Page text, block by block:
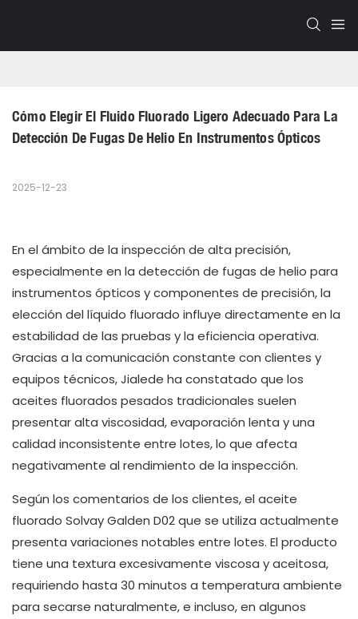
Cómo Elegir El Fluido Fluorado Ligero Adecuado Para La
Detección De Fugas De Helio En Instrumentos Ópticos
2025-12-23
En el ámbito de la inspección de alta precisión,
especialmente en la detección de fugas de helio para
instrumentos ópticos y componentes de precisión, la
elección del líquido fluorado influye directamente en la
estabilidad de las pruebas y la eficiencia operativa.
Gracias a la comunicación constante con clientes y
equipos técnicos, Jialede ha constatado que los
aceites fluorados pesados ​​tradicionales suelen
presentar alta viscosidad, evaporación lenta y una
calidad inconsistente entre lotes, lo que afecta
negativamente al rendimiento de la inspección.
Según los comentarios de los clientes, el aceite
fluorado Solvay Galden D02 que se utiliza actualmente
presenta variaciones notables entre lotes. El producto
tiene una textura excesivamente viscosa y aceitosa,
requiriendo hasta 30 minutos a temperatura ambiente
para secarse naturalmente, e incluso, en algunos